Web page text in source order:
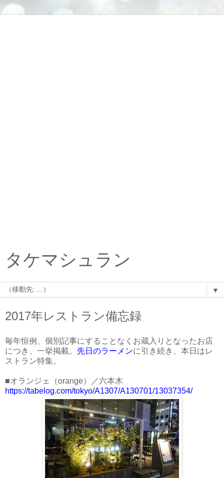
タケマシュラン
▼
2017年レストラン備忘録
毎年恒例、個別記事にすることなくお蔵入りとなったお店
につき、一挙掲載。 先日のラーメンに引き続き、本日はレ
ストラン特集。
■オランジェ（orange）／六本木
https://tabelog.com/tokyo/A1307/A130701/13037354/